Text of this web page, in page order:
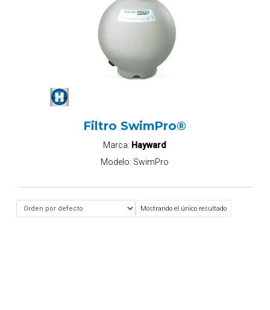
Filtro SwimPro®
Marca: Hayward
Modelo: SwimPro
Mostrando el único resultado